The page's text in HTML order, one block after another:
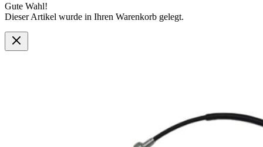
Gute Wahl!
Dieser Artikel wurde in Ihren Warenkorb gelegt.